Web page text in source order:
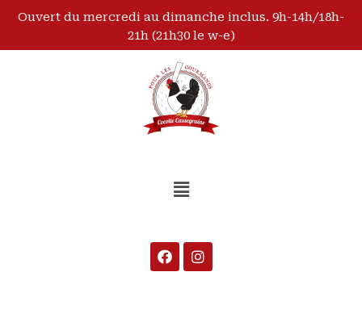
Ouvert du mercredi au dimanche inclus. 9h-14h/18h-
21h (21h30 le w-e)